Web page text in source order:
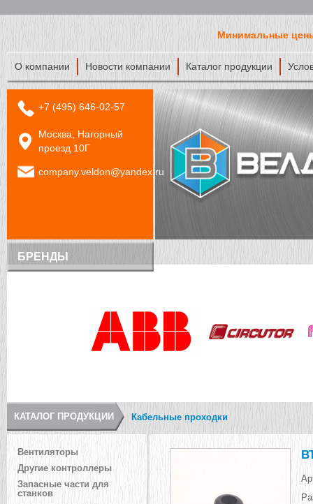
Минимальные
О компании Новости компании Каталог продукции
+7 (495) 646-02-57
Москва, Нагорный
проезд 10Г
company.veldon@yandex.ru
БРЕНДЫ
КАТАЛОГ ПРОДУКЦИИ Кабельные проходки
Вентиляторы
Другие контроллеры
Запасные части для
станков